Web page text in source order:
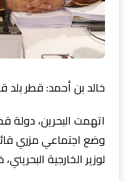
خالد بن أحمد: قطر بلد
اتهمت البحرين، دولة
وضع اجتماعي مزري
لوزير الخارجية